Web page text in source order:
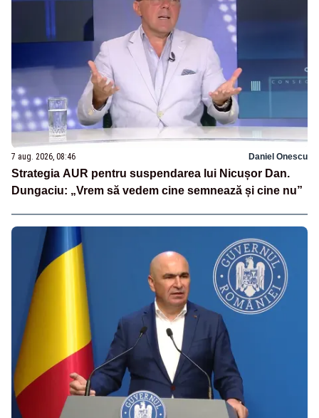
7 aug. 2026, 08:46 Daniel Onescu
Strategia AUR pentru suspendarea lui Nicușor Dan.
Dungaciu: „Vrem să vedem cine semnează și cine nu”